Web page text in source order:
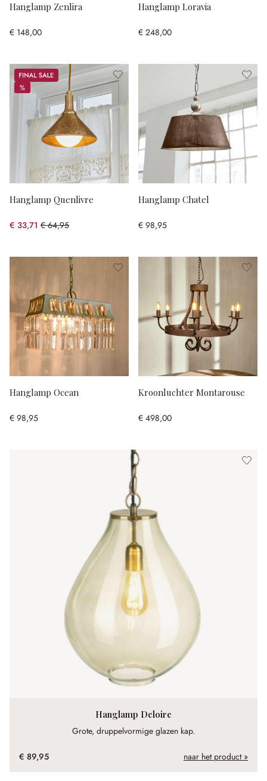
Hanglamp Zenlira
€ 148,00
Hanglamp Loravia
€ 248,00
Sale
%
%
Hanglamp Quenlivre
€ 33,71 € 64,95
(48.1% gespart)
Hanglamp Chatel
€ 98,95
Hanglamp Ocean
€ 98,95
Hanglamp Deloire
Grote, druppelvormige glazen kap.
€ 89,95 naar het product »
Kroonluchter Montarouse
€ 498,00